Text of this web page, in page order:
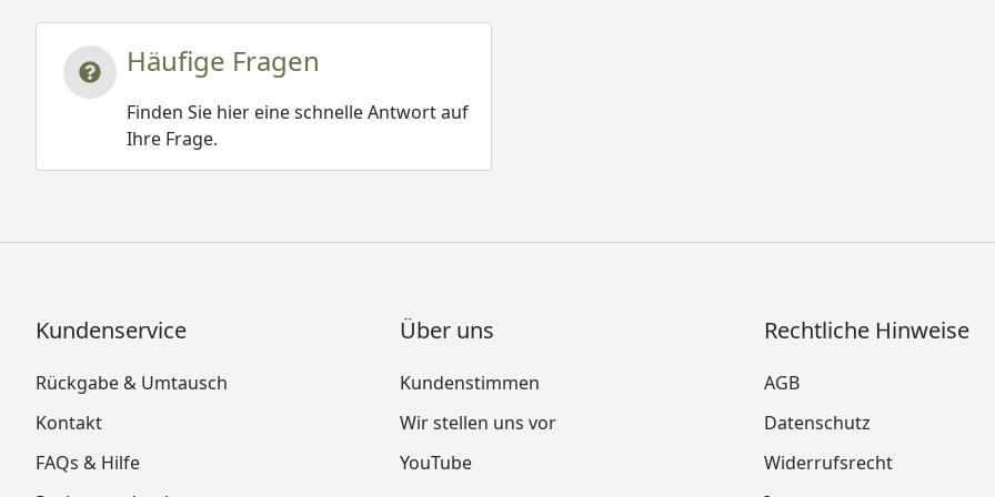
Häufige Fragen
Finden Sie hier eine schnelle Antwort auf
Ihre Frage.
Kundenservice
Rückgabe & Umtausch
Kontakt
FAQs & Hilfe
Über uns
Kundenstimmen
Wir stellen uns vor
YouTube
Rechtliche Hinweise
AGB
Datenschutz
Widerrufsrecht